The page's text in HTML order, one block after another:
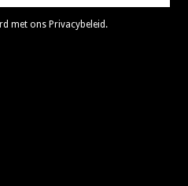
met ons Privacybeleid.